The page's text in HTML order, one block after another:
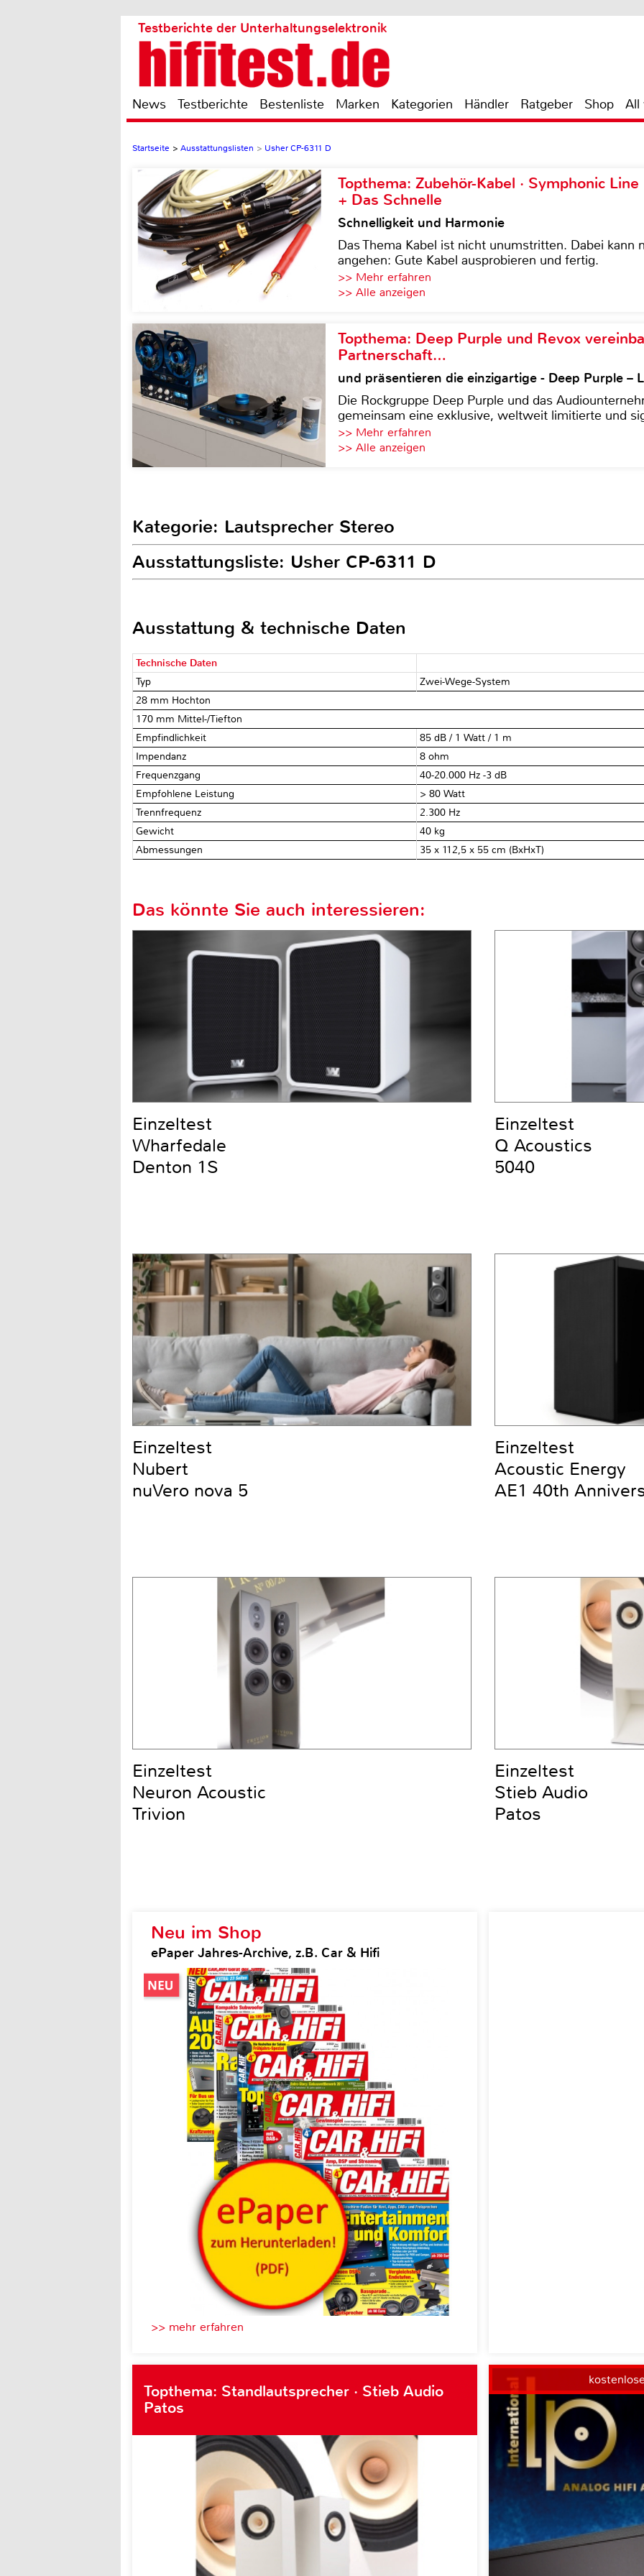
Testberichte der Unterhaltungselektronik
News Testberichte Bestenliste Marken Kategorien Händler Ratgeber Shop All
Startseite > Ausstattungslisten > Usher CP-6311 D
Topthema: Zubehör-Kabel · Symphonic
+ Das Schnelle
Schnelligkeit und Harmonie
Das Thema Kabel ist nicht unumstritten. Dabei kann
angehen: Gute Kabel ausprobieren und fertig.
>> Mehr erfahren
>> Alle anzeigen
Topthema: Deep Purple und Revox
Partnerschaft…
und präsentieren die einzigartige - Deep Purple –
Die Rockgruppe Deep Purple und das
gemeinsam eine exklusive, weltweit limitierte und
>> Mehr erfahren
>> Alle anzeigen
Kategorie: Lautsprecher Stereo
Ausstattungsliste: Usher CP-6311 D
Ausstattung & technische Daten
Technische Daten
Typ
Zwei-Wege-System
28 mm Hochton
170 mm Mittel-/Tiefton
Empfindlichkeit
85 dB / 1 Watt / 1 m
Impendanz
8 ohm
Frequenzgang
40-20.000 Hz -3 dB
Empfohlene Leistung
> 80 Watt
Trennfrequenz
2.300 Hz
Gewicht
40 kg
Abmessungen
35 x 112,5 x 55 cm (BxHxT)
Neu im Shop
ePaper Jahres-Archive, z.B. Car & Hifi
>> mehr erfahren
Topthema: Standlautsprecher · Stieb Audio
Patos
Das könnte Sie auch interessieren:
Einzeltest
Wharfedale
Denton 1S
Einzeltest
Q Acoustics
5040
Einzeltest
Nubert
nuVero nova 5
Einzeltest
Acoustic Energy
AE1 40th
Einzeltest
Neuron Acoustic
Trivion
Einzeltest
Stieb Audio
Patos